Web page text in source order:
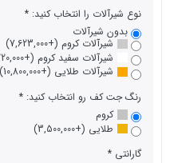
نوع شیرآلات را انتخاب کنید:
بدون شیرآلات
شیرآلات کروم (+7,623,000)
شیرآلات سفید کروم (+9,220,000)
شیرآلات طلایی (+10,800,000)
رنگ جت کف رو انتخاب کنید:
کروم
طلایی (+3,500,000)
گارانتی